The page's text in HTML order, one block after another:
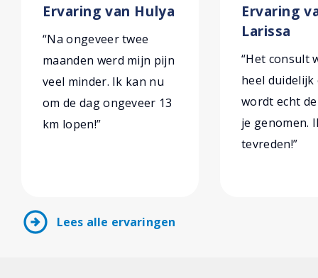
Ervaring van Hulya
“Na ongeveer twee
maanden werd mijn pijn
veel minder. Ik kan nu
om de dag ongeveer 13
km lopen!”
Ervaring
Larissa
“Het consult
heel duidelijk
wordt echt
je genomen.
tevreden!”
arrow_circle_right Lees alle ervaringen